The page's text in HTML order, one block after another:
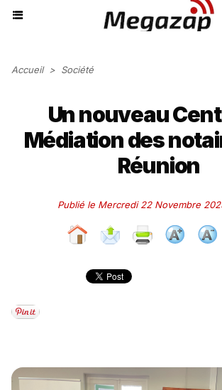
Accueil > Société
Un nouveau
Médiation des
Réunion
Publié le Mercredi 22 Novembre